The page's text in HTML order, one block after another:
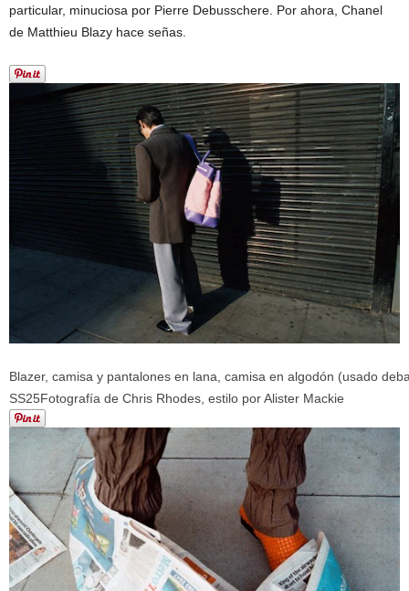
particular, minuciosa por Pierre Debusschere. Por ahora, Chanel
de Matthieu Blazy hace señas.
Blazer, camisa y pantalones en lana, camisa en algodón (usado
SS25Fotografía de Chris Rhodes, estilo porAlister Mackie